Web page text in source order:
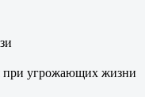
при угрожающих жизни